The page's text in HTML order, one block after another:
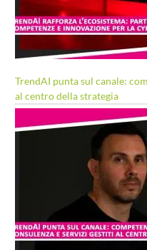
TrendAI punta sul canale:
al centro della strategia